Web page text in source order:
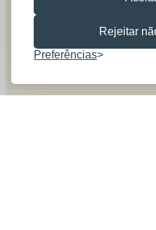
Rejeitar
Preferências